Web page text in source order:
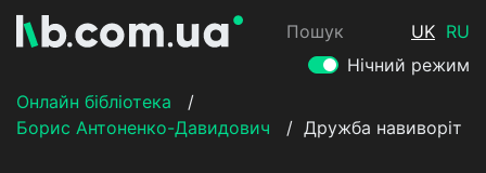
Пошук UK RU
Нічний режим
Онлайн бібліотека
/
Борис Антоненко-Давидович
/ Дружба навиворіт